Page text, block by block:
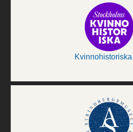
Kvinnohistoriska